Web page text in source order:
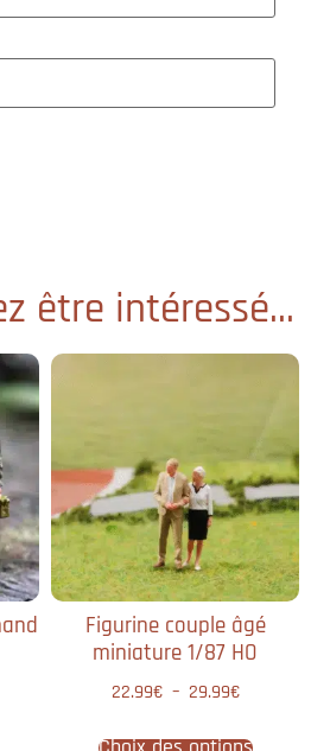
être intéressé...
Figurine couple âgé
miniature 1/87 HO
22.99€ – 29.99€